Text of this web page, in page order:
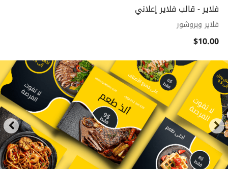
فلاير - قالب فلاير إعلاني
فلاير وبروشور
$10.00